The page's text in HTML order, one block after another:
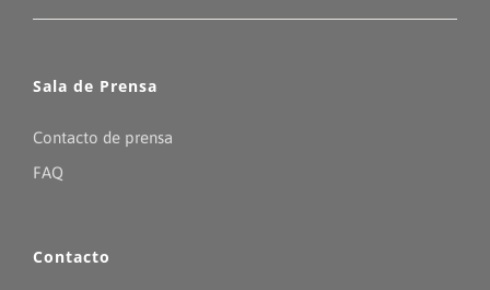
Sala de Prensa
Contacto de prensa
FAQ
Contacto